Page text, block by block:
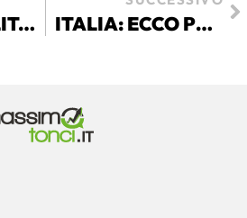
RESPONSABILITÀ SRL ITALIA: ECCO PERCHÉ RESTEREMO UN PASSO INDIETRO A TUTTI